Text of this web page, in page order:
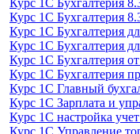
Курс 1С Бухгалтерия
Курс 1С Бухгалтерия
Курс 1С Бухгалтерия
Курс 1С Бухгалтерия
Курс 1С Бухгалтерия
Курс 1С Бухгалтерия
Курс 1С Главный
Курс 1С Зарплата и
Курс 1С настройка
Курс 1С Управление